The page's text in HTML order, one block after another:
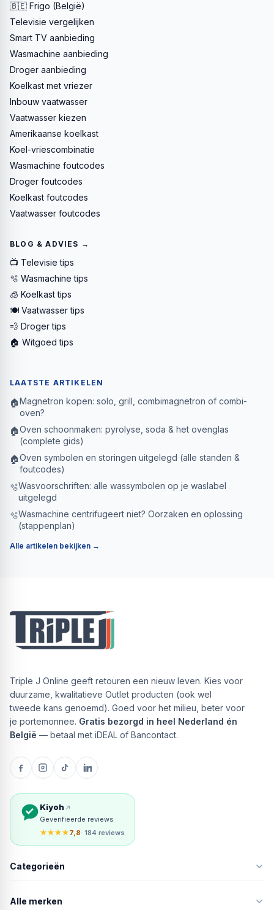
🇧🇪 Frigo (België)
Televisie vergelijken
Smart TV aanbieding
Wasmachine aanbieding
Droger aanbieding
Koelkast met vriezer
Inbouw vaatwasser
Vaatwasser kiezen
Amerikaanse koelkast
Koel-vriescombinatie
Wasmachine foutcodes
Droger foutcodes
Koelkast foutcodes
Vaatwasser foutcodes
BLOG & ADVIES →
📺 Televisie tips
🫧 Wasmachine tips
🧊 Koelkast tips
🍽️ Vaatwasser tips
💨 Droger tips
🏠 Witgoed tips
LAATSTE ARTIKELEN
🏠Magnetron kopen: solo, grill, combimagnetron of combi-
oven?
🏠Oven schoonmaken: pyrolyse, soda & het ovenglas
(complete gids)
🏠Oven symbolen en storingen uitgelegd (alle standen &
foutcodes)
🫧Wasvoorschriften: alle wassymbolen op je waslabel
uitgelegd
🫧Wasmachine centrifugeert niet? Oorzaken en oplossing
(stappenplan)
Alle artikelen bekijken →
Triple J Online geeft retouren een nieuw leven. Kies voor
duurzame, kwalitatieve Outlet producten (ook wel
tweede kans genoemd). Goed voor het milieu, beter voor
je portemonnee. Gratis bezorgd in heel Nederland én
België — betaal met iDEAL of Bancontact.
Kiyoh
Geverifieerde reviews
★★★★7,8· 184 reviews
Categorieën
Alle merken